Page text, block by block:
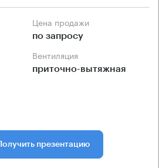
Цена продажи
по запросу
Вентиляция
приточно-вытяжная
Получить презентацию